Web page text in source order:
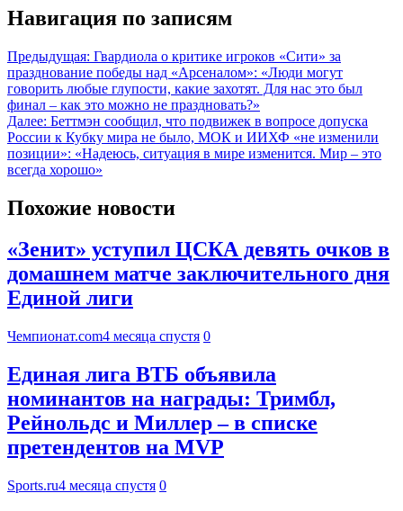
Навигация по записям
Предыдущая: Гвардиола о критике игроков «Сити» за
празднование победы над «Арсеналом»: «Люди могут
говорить любые глупости, какие захотят. Для нас это был
финал – как это можно не праздновать?»
Далее: Беттмэн сообщил, что подвижек в вопросе допуска
России к Кубку мира не было, МОК и ИИХФ «не изменили
позиции»: «Надеюсь, ситуация в мире изменится. Мир – это
всегда хорошо»
Похожие новости
«Зенит» уступил ЦСКА девять очков в
домашнем матче заключительного дня
Единой лиги
Чемпионат.com4 месяца спустя 0
Единая лига ВТБ объявила
номинантов на награды: Тримбл,
Рейнольдс и Миллер – в списке
претендентов на MVP
Sports.ru4 месяца спустя 0